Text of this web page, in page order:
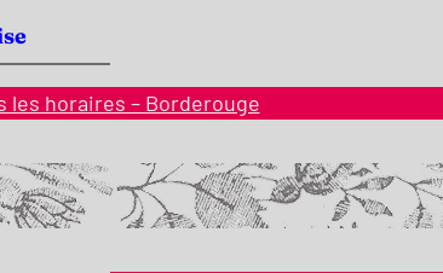
les horaires – Borderouge